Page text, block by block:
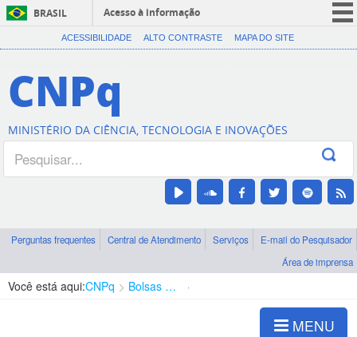
BRASIL
Acesso à informação
CORONAVÍRUS (COVID-19)
Canais
ACESSIBILIDADE ALTO CONTRASTE MAPA DO SITE
CNPq
MINISTÉRIO DA CIÊNCIA, TECNOLOGIA E INOVAÇÕES
Perguntas frequentes Central de Atendimento Serviços
E-mail do Pesquisador
Área de imprensa
Você está aqui:CNPq Bolsas e Auxílios Vigentes
MENU